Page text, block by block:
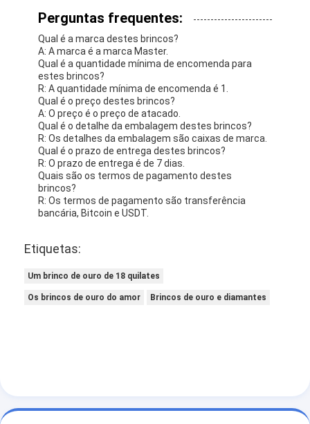
Perguntas frequentes:
Qual é a marca destes brincos?
A: A marca é a marca Master.
Qual é a quantidade mínima de encomenda para
estes brincos?
R: A quantidade mínima de encomenda é 1.
Qual é o preço destes brincos?
A: O preço é o preço de atacado.
Qual é o detalhe da embalagem destes brincos?
R: Os detalhes da embalagem são caixas de marca.
Qual é o prazo de entrega destes brincos?
R: O prazo de entrega é de 7 dias.
Quais são os termos de pagamento destes
brincos?
R: Os termos de pagamento são transferência
bancária, Bitcoin e USDT.
Etiquetas:
Um brinco de ouro de 18 quilates
Os brincos de ouro do amor Brincos de ouro e diamantes